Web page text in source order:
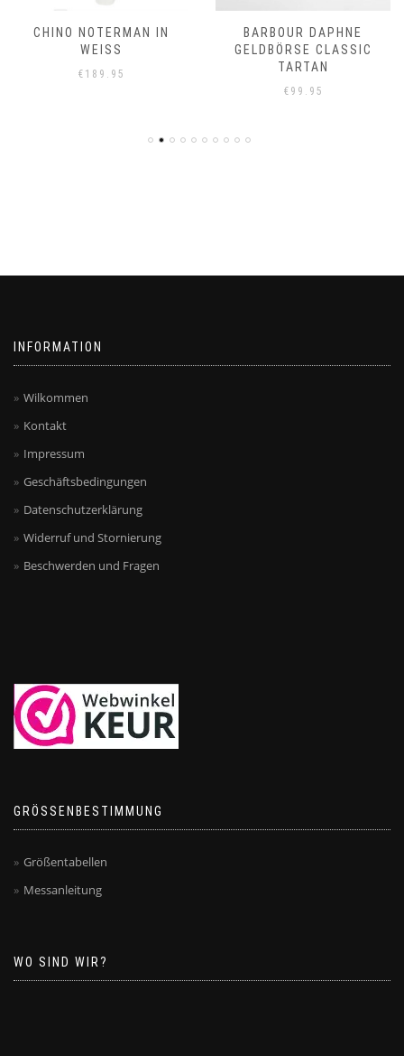
CHINO NOTERMAN IN
WEISS
€ 189.95
BARBOUR DAPHNE
GELDBÖRSE CLASSIC
TARTAN
€ 99.95
INFORMATION
Wilkommen
Kontakt
Impressum
Geschäftsbedingungen
Datenschutzerklärung
Widerruf und Stornierung
Beschwerden und Fragen
GRÖSSENBESTIMMUNG
Größentabellen
Messanleitung
WO SIND WIR?